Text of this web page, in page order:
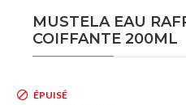
MUSTELA EAU
COIFFANTE 200ML
ÉPUISÉ